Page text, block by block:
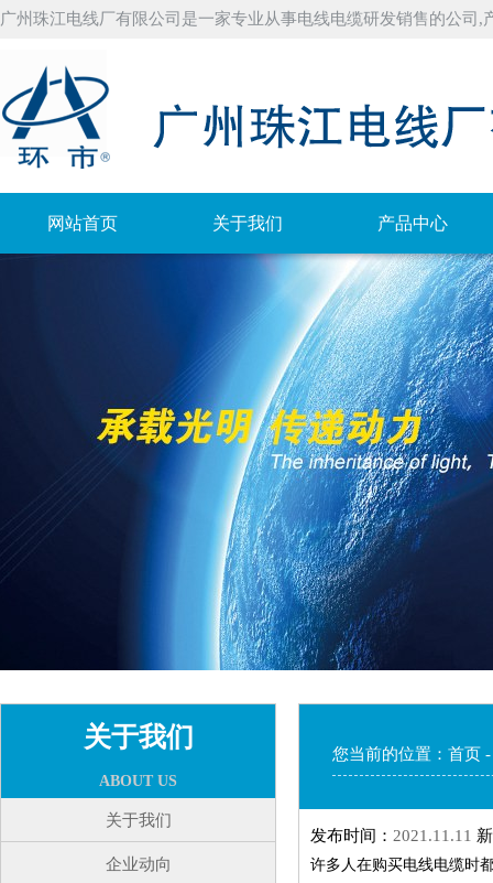
广州珠江电线厂有限公司是一家专业从事电线电缆研发销售的公司
网站首页 关于我们 产品中心
关于我们
ABOUT US
关于我们
企业动向
您当前的位置： 首页
发布时间： 2021.11.11
许多人在购买电线电缆时